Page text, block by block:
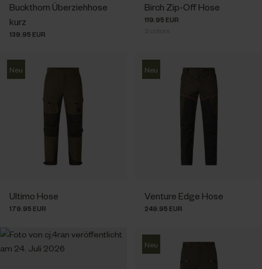
Buckthorn Überziehhose
kurz
139.95 EUR
Birch Zip-Off Hose
119.95 EUR
Neu
Ultimo Hose
179.95 EUR
Neu
Venture Edge Hose
249.95 EUR
Neu